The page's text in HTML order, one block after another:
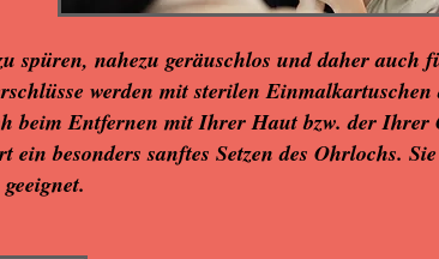
nahezu geräuschlos und daher auch
werden mit sterilen
beim Entfernen mit Ihrer Haut bzw. der
ein besonders sanftes Setzen des Ohrlochs.